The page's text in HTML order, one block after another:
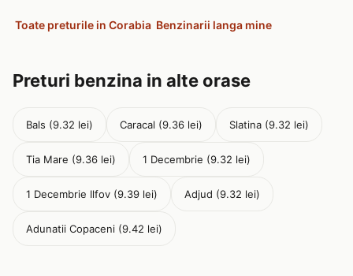
Toate preturile in Corabia Benzinarii langa mine
Preturi benzina in alte orase
Bals (9.32 lei) Caracal (9.36 lei) Slatina (9.32 lei)
Tia Mare (9.36 lei) 1 Decembrie (9.32 lei)
1 Decembrie Ilfov (9.39 lei) Adjud (9.32 lei)
Adunatii Copaceni (9.42 lei)